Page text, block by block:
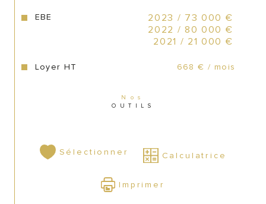
EBE
2023 / 73 000 €
2022 / 80 000 €
2021 / 21 000 €
Loyer HT 668 € / mois
Nos
OUTILS
Sélectionner Calculatrice
Imprimer